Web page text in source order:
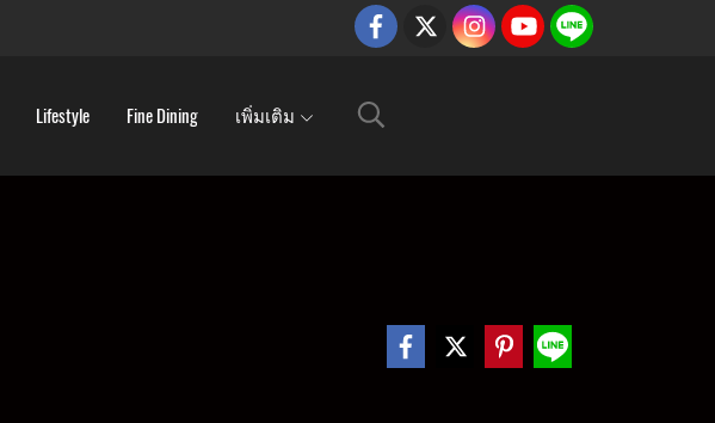
Lifestyle Fine Dining เพิ่มเติม